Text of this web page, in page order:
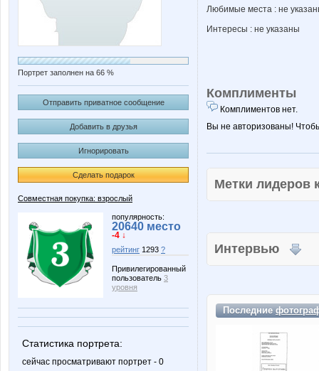
Портрет заполнен на 66 %
Отправить приватное сообщение
Добавить в друзья
Игнорировать
Сделать подарок
Совместная покупка: взрослый
популярность:
20640 место
-4 ↓
рейтинг 1293 ?
Привилегированный
пользователь 3
уровня
Статистика портрета:
сейчас просматривают портрет - 0
Любимые места : не
Интересы : не указаны
Комплименты
Комплиментов нет.
Вы не авторизованы!
Метки
Интервью
Последние